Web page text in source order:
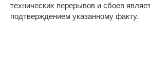
технических перерывов и сбоев
подтверждением указанному факту.